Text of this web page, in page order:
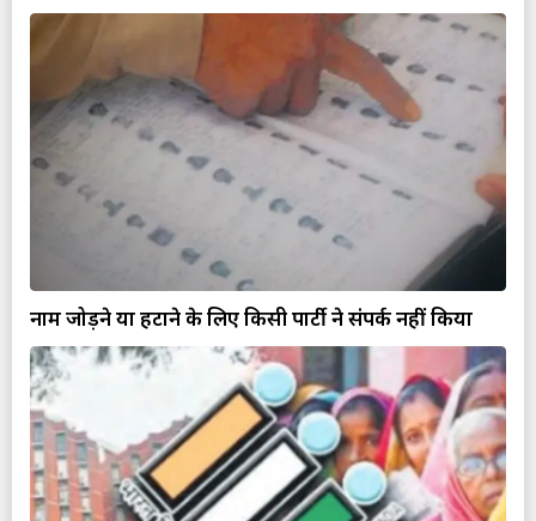
नाम जोड़ने या हटाने के लिए किसी पार्टी ने संपर्क नहीं किया